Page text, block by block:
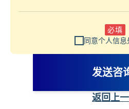
必填
同意个人信
发送咨
返回上